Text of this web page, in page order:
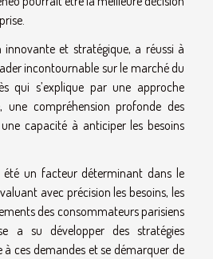
innovante et stratégique, a réussi à
incontournable sur le marché du
qui s’explique par une approche
une compréhension profonde des
capacité à anticiper les besoins
été un facteur déterminant dans le
avec précision les besoins, les
des consommateurs parisiens
a su développer des stratégies
ces demandes et se démarquer de